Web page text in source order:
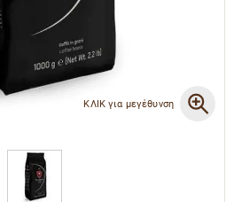
ΚΛΙΚ για μεγέθυνση